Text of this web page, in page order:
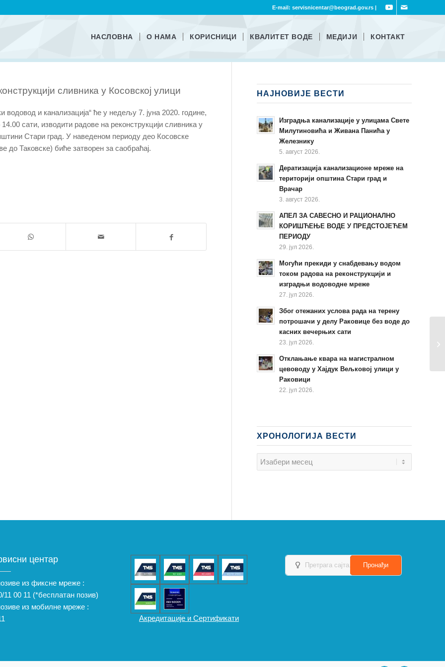
E-mail: servisnicentar@beograd.gov.rs |
НАСЛОВНА О НАМА КОРИСНИЦИ КВАЛИТЕТ ВОДЕ МЕДИЈИ КОНТАКТ
сливника у Косовској улици
водовод и канализација“ ће у недељу 7. јуна 2020. године,
сати, изводити радове на реконструкцији сливника у
Стари град. У наведеном периоду део Косовске
до Таковске) биће затворен за саобраћај.
НАЈНОВИЈЕ ВЕСТИ
Изградња канализације у улицама Свете
Милутиновића и Живана Панића у
Железнику
5. август 2026.
Дератизација канализационе мреже на
територији општина Стари град и
Врачар
3. август 2026.
АПЕЛ ЗА САВЕСНО И РАЦИОНАЛНО
КОРИШЋЕЊЕ ВОДЕ У ПРЕДСТОЈЕЋЕМ
ПЕРИОДУ
29. јул 2026.
Могући прекиди у снабдевању водом
током радова на реконструкцији и
изградњи водоводне мреже
27. јул 2026.
Због отежаних услова рада на терену
потрошачи у делу Раковице без воде до
касних вечерњих сати
23. јул 2026.
Отклањање квара на магистралном
цевоводу у Хајдук Вељковој улици у
Раковици
22. јул 2026.
ХРОНОЛОГИЈА ВЕСТИ
центар
из фиксне мреже :
11 00 11 (*бесплатан позив)
из мобилне мреже :
Акредитације и Сертификати